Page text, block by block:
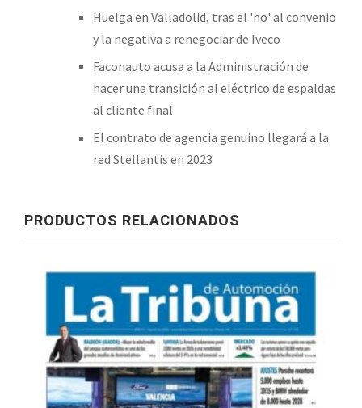
Huelga en Valladolid, tras el 'no' al convenio
y la negativa a renegociar de Iveco
Faconauto acusa a la Administración de
hacer una transición al eléctrico de espaldas
al cliente final
El contrato de agencia genuino llegará a la
red Stellantis en 2023
PRODUCTOS RELACIONADOS